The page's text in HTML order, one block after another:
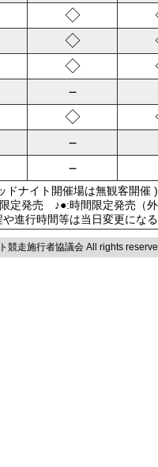
◇
◇
◇
－
◇
－
－
ドナイト開催場は無観客
限定発売 ♪●:時間限定発売
進行時間等は当日変更にな
競走施行者協議会 All rights